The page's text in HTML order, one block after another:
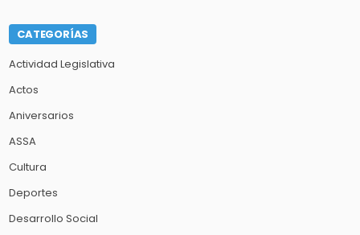
CATEGORÍAS
Actividad Legislativa
Actos
Aniversarios
ASSA
Cultura
Deportes
Desarrollo Social